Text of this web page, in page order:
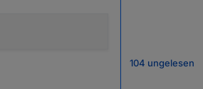
104 ungelesen